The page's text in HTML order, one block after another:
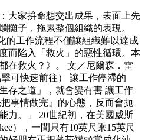
大家拚命想交出成果，表面上先
攤子，拖累整個組織的表現。
的工作流程不僅讓組織難以達成
而陷入「救火」的惡性循環。本
在救火？》。 文／尼爾森．雷
可快速前往） 讓工作停滯的
存之道」，就會變有害 讓工作
事情做完』的心態，反而會扼
力。」 20世紀初，在美國威斯
），一間只有10英尺乘15英尺